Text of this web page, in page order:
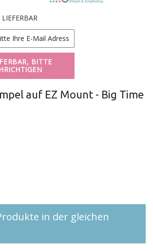
BITTE
auf EZ Mount - Big Time
in der gleichen